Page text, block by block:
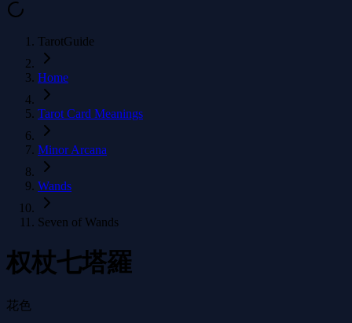
TarotGuide
Home
Tarot Card Meanings
Minor Arcana
Wands
Seven of Wands
权杖七塔羅
花色